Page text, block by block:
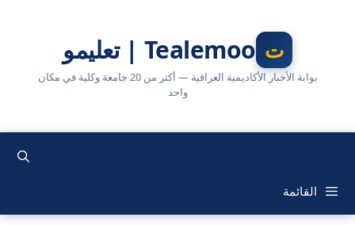
Tealemoo | تعليمو
بوابة الأخبار الأكاديمية العراقية — أكثر من 20 جامعة وكلية في مكان
واحد
القائمة